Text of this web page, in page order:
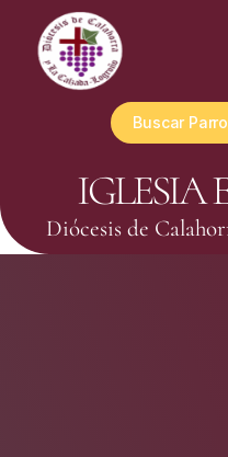
Buscar
IGLESIA
Diócesis de